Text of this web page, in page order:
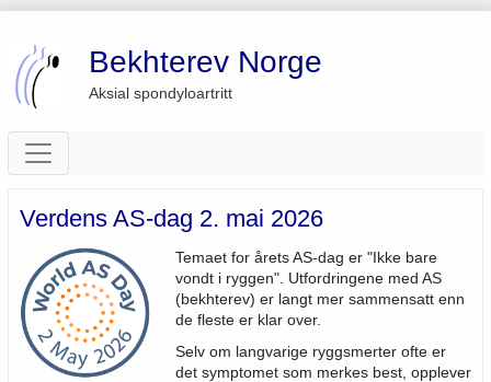
Bekhterev Norge
Aksial spondyloartritt
Verdens AS-dag 2. mai 2026
Temaet for årets AS-dag er "Ikke bare
vondt i ryggen". Utfordringene med AS
(bekhterev) er langt mer sammensatt enn
de fleste er klar over.
Selv om langvarige ryggsmerter ofte er
det symptomet som merkes best, opplever